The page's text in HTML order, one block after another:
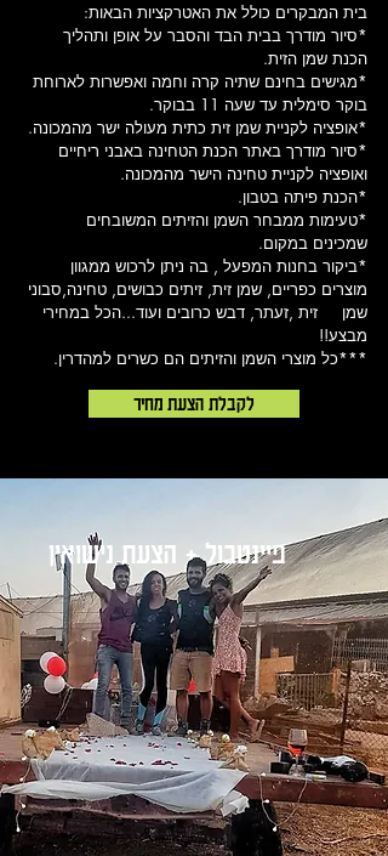
בית המבקרים כולל את האטרקציות הבאות:
*סיור מודרך בבית הבד והסבר על אופן ותהליך
הכנת שמן הזית.
*מגישים בחינם שתיה קרה וחמה ואפשרות לארוחת
בוקר סימלית עד שעה 11 בבוקר.
*אופציה לקניית שמן זית כתית מעולה ישר מהמכונה.
*סיור מודרך באתר הכנת הטחינה באבני ריחיים
ואופציה לקניית טחינה הישר מהמכונה.
*הכנת פיתה בטבון.
*טעימות ממבחר השמן והזיתים המשובחים
שמכינים במקום.
*ביקור בחנות המפעל , בה ניתן לרכוש ממגוון
מוצרים כפריים, שמן זית, זיתים כבושים, טחינה,סבוני
שמן זית ,זעתר, דבש כרובים ועוד...הכל במחירי
מבצע!!
***כל מוצרי השמן והזיתים הם כשרים למהדרין.
לקבלת הצעת מחיר
פיינטבול + הצעת נישואין